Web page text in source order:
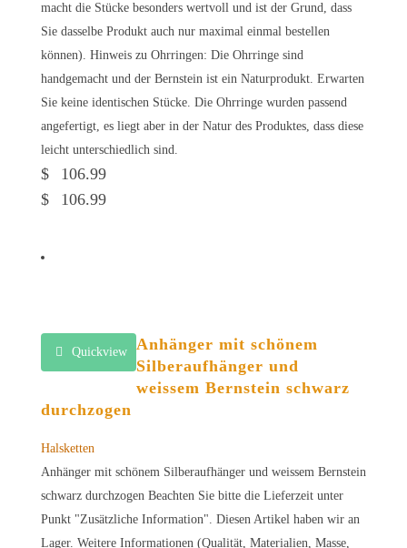
macht die Stücke besonders wertvoll und ist der Grund, dass
Sie dasselbe Produkt auch nur maximal einmal bestellen
können). Hinweis zu Ohrringen: Die Ohrringe sind
handgemacht und der Bernstein ist ein Naturprodukt. Erwarten
Sie keine identischen Stücke. Die Ohrringe wurden passend
angefertigt, es liegt aber in der Natur des Produktes, dass diese
leicht unterschiedlich sind.
$
106.99
$
106.99
Quickview
Anhänger mit schönem
Silberaufhänger und
weissem Bernstein schwarz
durchzogen
Halsketten
Anhänger mit schönem Silberaufhänger und weissem Bernstein
schwarz durchzogen Beachten Sie bitte die Lieferzeit unter
Punkt "Zusätzliche Information". Diesen Artikel haben wir an
Lager. Weitere Informationen (Qualität, Materialien, Masse,